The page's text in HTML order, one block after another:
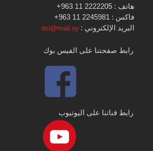
هاتف : 2222205 11 963+
فاكس : 2245981 11 963+
البريد الإلكتروني :dci@mail.sy
رابط صفحتنا على الفيس بوك
رابط قناتنا على اليوتيوب